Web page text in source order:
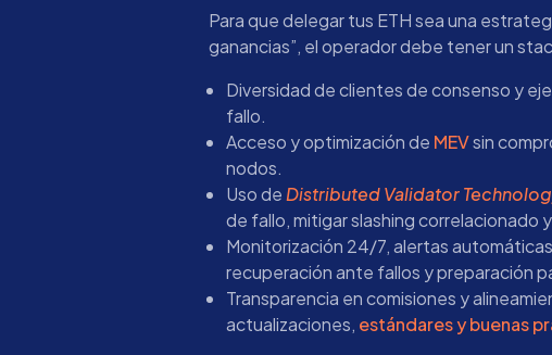
Para que delegar tus ETH sea una
ganancias”, el operador debe tener un
Diversidad de clientes de consenso y
fallo.
Acceso y optimización de MEVsin
nodos.
Uso de Distributed Validator
de fallo, mitigar slashing correlacionado
Monitorización 24/7, alertas
recuperación ante fallos y preparación
Transparencia en comisiones y
actualizaciones, estándares y buenas